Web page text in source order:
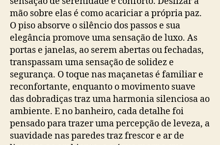
mão sobre elas é como acariciar a própria paz.
O piso absorve o silêncio dos passos e sua
elegância promove uma sensação de luxo. As
portas e janelas, ao serem abertas ou fechadas,
transpassam uma sensação de solidez e
segurança. O toque nas maçanetas é familiar e
reconfortante, enquanto o movimento suave
das dobradiças traz uma harmonia silenciosa ao
ambiente. E no banheiro, cada detalhe foi
pensado para trazer uma percepção de leveza, a
suavidade nas paredes traz frescor e ar de